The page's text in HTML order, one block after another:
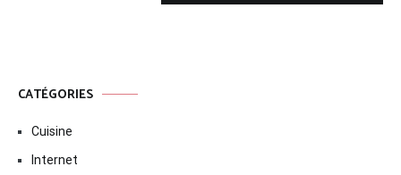
CATÉGORIES
Cuisine
Internet